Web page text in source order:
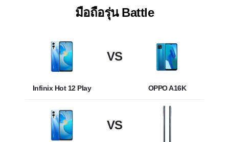
มือถือรุ่น Battle
Infinix Hot 12 Play
VS
OPPO A16K
VS